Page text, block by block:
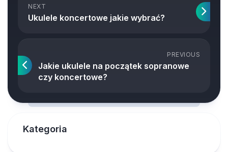
NEXT
Ukulele koncertowe jakie wybrać?
PREVIOUS
Jakie ukulele na początek sopranowe
czy koncertowe?
Kategoria